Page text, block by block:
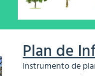
Plan de
Instrumento de